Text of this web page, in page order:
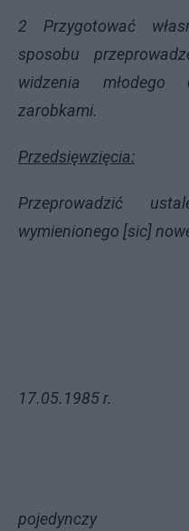
2 Przygotować
sposobu
widzenia młodego
zarobkami.
Przedsięwzięcia:
Przeprowadzić
wymienionego [sic]
17.05.1985 r.
pojedynczy